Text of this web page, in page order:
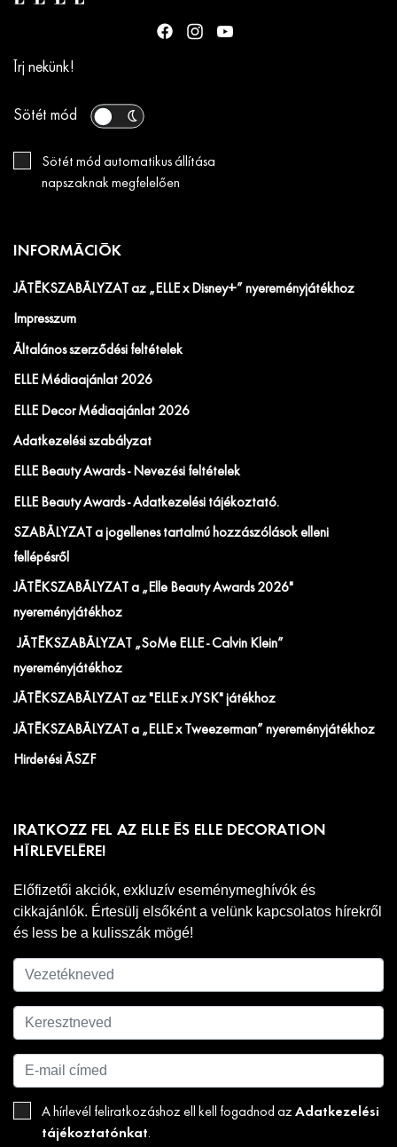
Írj nekünk!
Sötét mód
Sötét mód automatikus állítása
napszaknak megfelelően
INFORMÁCIÓK
JÁTÉKSZABÁLYZAT az „ELLE x Disney+” nyereményjátékhoz
Impresszum
Általános szerződési feltételek
ELLE Médiaajánlat 2026
ELLE Decor Médiaajánlat 2026
Adatkezelési szabályzat
ELLE Beauty Awards - Nevezési feltételek
ELLE Beauty Awards - Adatkezelési tájékoztató.
SZABÁLYZAT a jogellenes tartalmú hozzászólások elleni
fellépésről
JÁTÉKSZABÁLYZAT a „Elle Beauty Awards 2026"
nyereményjátékhoz
JÁTÉKSZABÁLYZAT „SoMe ELLE - Calvin Klein”
nyereményjátékhoz
JÁTÉKSZABÁLYZAT az "ELLE x JYSK" játékhoz
JÁTÉKSZABÁLYZAT a „ELLE x Tweezerman” nyereményjátékhoz
Hirdetési ÁSZF
IRATKOZZ FEL AZ ELLE ÉS ELLE DECORATION
HÍRLEVELÉRE!
Előfizetői akciók, exkluzív eseménymeghívók és
cikkajánlók. Értesülj elsőként a velünk kapcsolatos hírekről
és less be a kulisszák mögé!
A hírlevél feliratkozáshoz ell kell fogadnod az Adatkezelési
tájékoztatónkat.